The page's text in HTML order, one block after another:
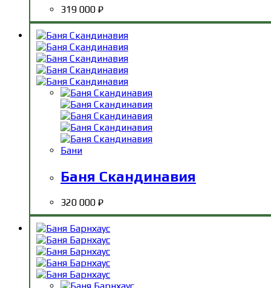
319 000 ₽
Бани
Баня Скандинавия
320 000 ₽